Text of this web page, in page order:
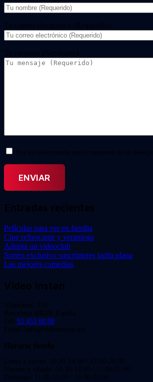
Tu correo electrónico (Requerido)
Tu mensaje (Necesario)
Doy mi consentimiento para el tratamiento de mis datos
Entradas recientes
Películas para ver en familia
Cine refrescante y veraniego
Adopta un videoclub
Sorteo exclusivo suscriptores tarifa plana
Las mejores comedias
Video Instan
Viladomat, 239
Barcelona 08029. España.
Tel: 93 453 00 00
Email: info@videoinstan.net
Horario tienda
Lunes a jueves: 10:30-14:00 / 17:00-20:00
Viernes y sábado: 10:30-14:00 / 17:00-21:00
Domingo: 11:00-15:00 / 16:00-20:00